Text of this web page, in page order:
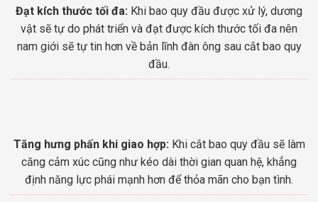
Đạt kích thước tối đa: Khi bao quy đầu được xử lý, dương
vật sẽ tự do phát triển và đạt được kích thước tối đa nên
nam giới sẽ tự tin hơn về bản lĩnh đàn ông sau cắt bao quy
đầu.
Tăng hưng phấn khi giao hợp: Khi cắt bao quy đầu sẽ làm
căng cảm xúc cũng như kéo dài thời gian quan hệ, khẳng
định năng lực phái mạnh hơn để thỏa mãn cho bạn tình.